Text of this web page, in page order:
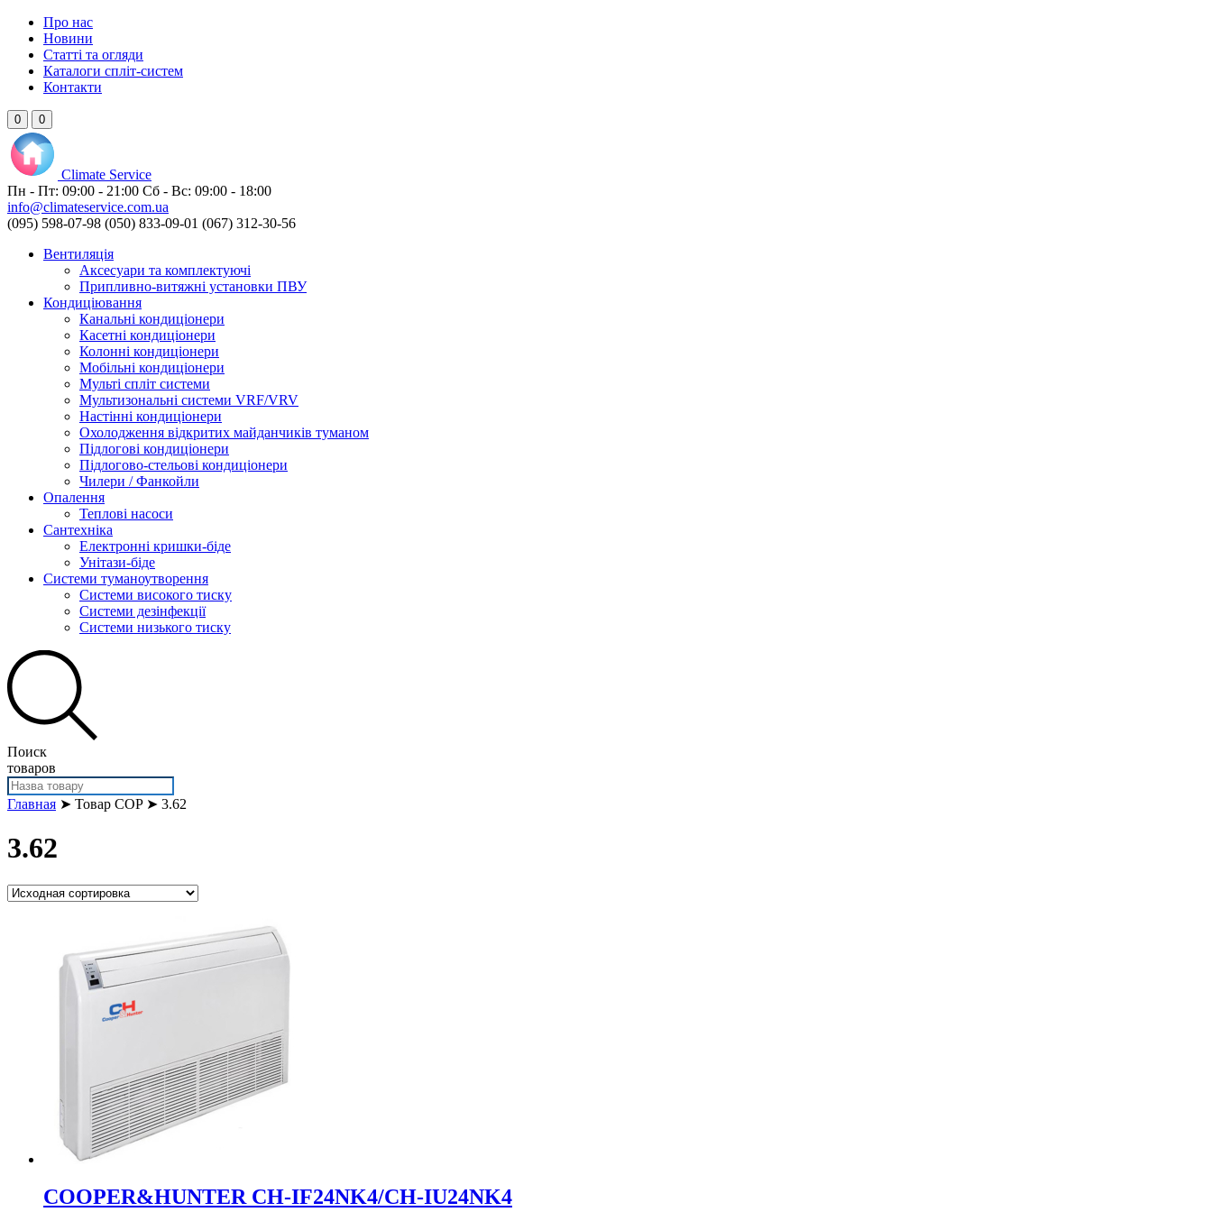
Про нас
Новини
Статті та огляди
Каталоги спліт-систем
Контакти
0 0
Climate Service
Пн - Пт: 09:00 - 21:00 Сб - Вс: 09:00 - 18:00
info@climateservice.com.ua
(095) 598-07-98 (050) 833-09-01 (067) 312-30-56
Вентиляція
Аксесуари та комплектуючі
Припливно-витяжні установки ПВУ
Кондиціювання
Канальні кондиціонери
Касетні кондиціонери
Колонні кондиціонери
Мобільні кондиціонери
Мульті спліт системи
Мультизональні системи VRF/VRV
Настінні кондиціонери
Охолодження відкритих майданчиків туманом
Підлогові кондиціонери
Підлогово-стельові кондиціонери
Чилери / Фанкойли
Опалення
Теплові насоси
Сантехніка
Електронні кришки-біде
Унітази-біде
Системи туманоутворення
Системи високого тиску
Системи дезінфекції
Системи низького тиску
Поиск
товаров
Главная ➤ Товар COP ➤ 3.62
3.62
COOPER&HUNTER CH-IF24NK4/CH-IU24NK4